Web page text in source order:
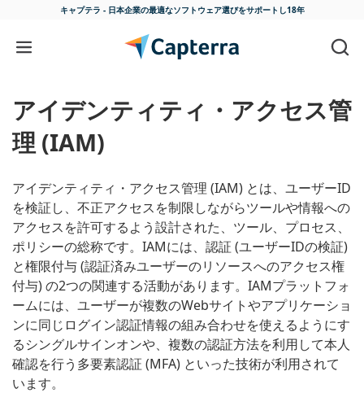
キャプテラ - 日本企業の最適なソフトウェア選びをサポートし18年
コンテンツに移動
アイデンティティ・アクセス管
理 (IAM)
アイデンティティ・アクセス管理 (IAM) とは、ユーザーID
を検証し、不正アクセスを制限しながらツールや情報への
アクセスを許可するよう設計された、ツール、プロセス、
ポリシーの総称です。IAMには、認証 (ユーザーIDの検証)
と権限付与 (認証済みユーザーのリソースへのアクセス権
付与) の2つの関連する活動があります。IAMプラットフォ
ームには、ユーザーが複数のWebサイトやアプリケーショ
ンに同じログイン認証情報の組み合わせを使えるようにす
るシングルサインオンや、複数の認証方法を利用して本人
確認を行う多要素認証 (MFA) といった技術が利用されて
います。